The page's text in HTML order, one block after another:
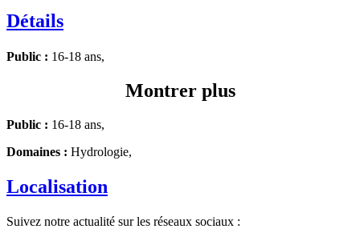
Détails
Public : 16-18 ans,
Montrer plus
Public : 16-18 ans,
Domaines : Hydrologie,
Localisation
Suivez notre actualité sur les réseaux sociaux :